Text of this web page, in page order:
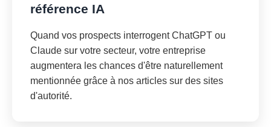
référence IA
Quand vos prospects interrogent ChatGPT ou
Claude sur votre secteur, votre entreprise
augmentera les chances d'être naturellement
mentionnée grâce à nos articles sur des sites
d'autorité.